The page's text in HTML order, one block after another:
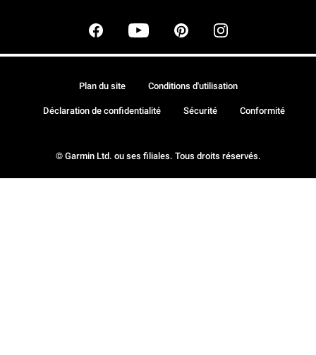
© Garmin Ltd. ou ses filiales. Tous droits réservés.
Plan du site Conditions d'utilisation
Déclaration de confidentialité Sécurité Conformité